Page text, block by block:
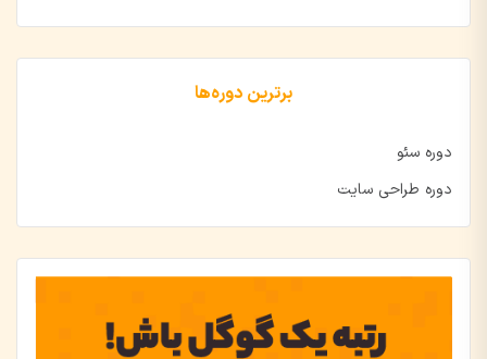
برترین دوره‌ها
دوره سئو
دوره طراحی سایت